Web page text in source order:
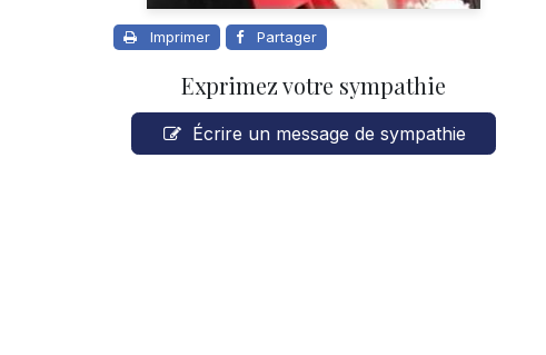
Imprimer Partager
Exprimez votre sympathie
Écrire un message de sympathie